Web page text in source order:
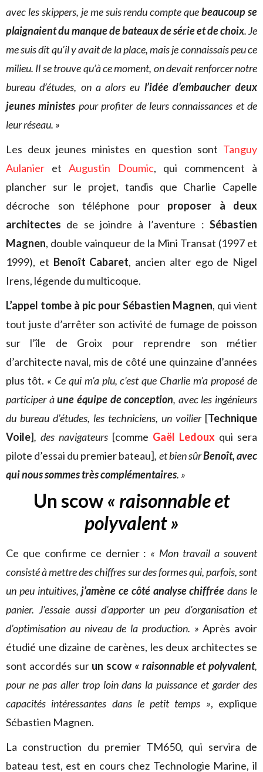
avec les skippers, je me suis rendu compte quebeaucoup se
plaignaient du manque de bateaux de série et de choix. Je
me suis dit qu’il y avait de la place, mais je connaissais peu ce
milieu. Il se trouve qu’à ce moment, on devait renforcer notre
bureau d’études, on a alors eu l’idée d’embaucher deux
jeunes ministes pour profiter de leurs connaissances et de
leur réseau. »
Les deux jeunes ministes en question sont Tanguy
Aulanier etAugustin Doumic, qui commencent à
plancher sur le projet, tandis que Charlie Capelle
décroche son téléphone pour proposer à deux
architectes de se joindre à l’aventure : Sébastien
Magnen, double vainqueur de la Mini Transat (1997 et
1999), et Benoît Cabaret, ancien alter ego de Nigel
Irens, légende du multicoque.
L’appel tombe à pic pour Sébastien Magnen, qui vient
tout juste d’arrêter son activité de fumage de poisson
sur l’île de Groix pour reprendre son métier
d’architecte naval, mis de côté une quinzaine d’années
plus tôt. « Ce qui m’a plu, c’est que Charlie m’a proposé de
participer àune équipe de conception, avec les ingénieurs
du bureau d’études, les techniciens, un voilier[Technique
Voile], des navigateurs [comme Gaël Ledoux qui sera
pilote d’essai du premier bateau], et bien sûrBenoît, avec
qui nous sommes très complémentaires. »
Un scow « raisonnable et
polyvalent »
Ce que confirme ce dernier : « Mon travail a souvent
consisté à mettre des chiffres sur des formes qui, parfois, sont
un peu intuitives,j’amène ce côté analyse chiffrée dans le
panier. J’essaie aussi d’apporter un peu d’organisation et
d’optimisation au niveau de la production. »Après avoir
étudié une dizaine de carènes, les deux architectes se
sont accordés sur un scow « raisonnable et polyvalent,
pour ne pas aller trop loin dans la puissance et garder des
capacités intéressantes dans le petit temps », explique
Sébastien Magnen.
La construction du premier TM650, qui servira de
bateau test, est en cours chez Technologie Marine, il